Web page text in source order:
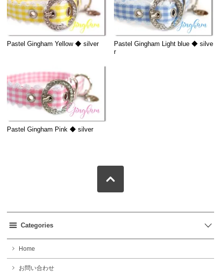
Pastel Gingham Yellow ◆ silver
Pastel Gingham Light blue ◆ silve
r
Pastel Gingham Pink ◆ silver
Categories
Home
お問い合わせ